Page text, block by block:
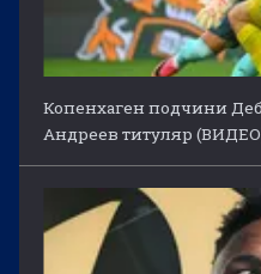
Копенхаген подчини
Андреев титуляр